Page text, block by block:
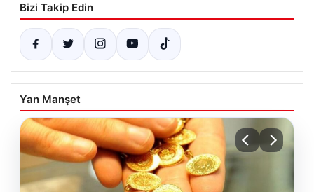
Bizi Takip Edin
Yan Manşet